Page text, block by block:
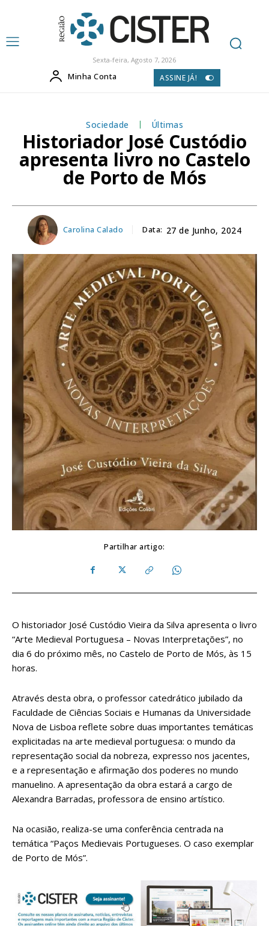
Sexta-feira, Agosto 7, 2026
Minha Conta ASSINE JÁ!
Sociedade Últimas
Historiador José Custódio
apresenta livro no Castelo
de Porto de Mós
Carolina Calado Data: 27 de Junho, 2024
Partilhar artigo:
O historiador José Custódio Vieira da Silva apresenta o livro
“Arte Medieval Portuguesa – Novas Interpretações”, no
dia 6 do próximo mês, no Castelo de Porto de Mós, às 15
horas.
Através desta obra, o professor catedrático jubilado da
Faculdade de Ciências Sociais e Humanas da Universidade
Nova de Lisboa reflete sobre duas importantes temáticas
explicitadas na arte medieval portuguesa: o mundo da
representação social da nobreza, expresso nos jacentes,
e a representação e afirmação dos poderes no mundo
manuelino. A apresentação da obra estará a cargo de
Alexandra Barradas, professora de ensino artístico.
Na ocasião, realiza-se uma conferência centrada na
temática “Paços Medievais Portugueses. O caso exemplar
de Porto de Mós”.